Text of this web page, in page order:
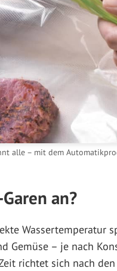
alle – mit dem
an?
Wassertemperatur
Gemüse – je nach
richtet sich nach